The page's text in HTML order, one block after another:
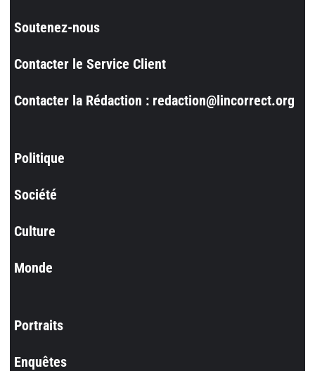
Soutenez-nous
Contacter le Service Client
Contacter la Rédaction : redaction@lincorrect.org
Politique
Société
Culture
Monde
Portraits
Enquêtes